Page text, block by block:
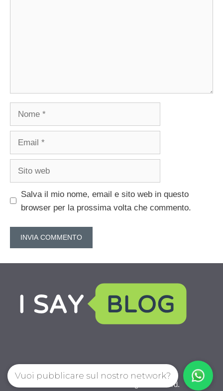
Salva il mio nome, email e sito web in questo
browser per la prossima volta che commento.
IoChiamo.com © 2026. All right reserverd.
Vuoi pubblicare sul nostro network?